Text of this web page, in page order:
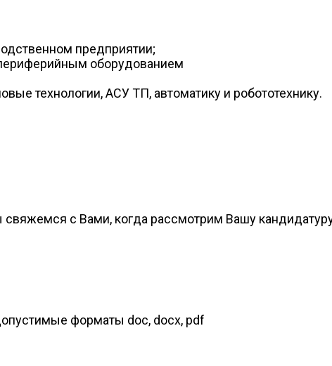
предприятии;
оборудованием
технологии, АСУ ТП, автоматику и робототехнику.
с Вами, когда рассмотрим Вашу
форматы doc, docx, pdf